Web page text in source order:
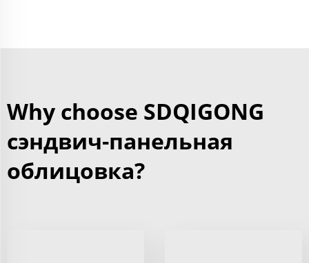
Why choose SDQIGONG
сэндвич-панельная
облицовка?